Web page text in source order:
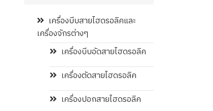
เครื่องบีบสายไฮดรอลิคและ
เครื่องจักรต่างๆ
เครื่องบีบอัดสายไฮดรอลิค
เครื่องตัดสายไฮดรอลิค
เครื่องปอกสายไฮดรอลิค